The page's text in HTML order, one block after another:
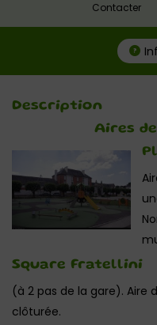
Contacter
Description
Aires
Square Fratellini
(à 2 pas de la gare). Aire
clôturée.